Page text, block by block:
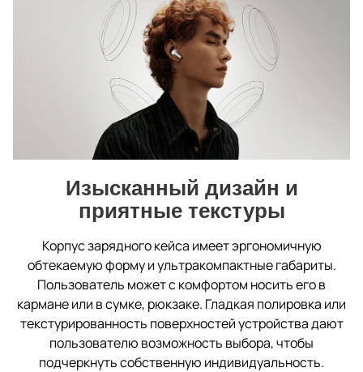
Изысканный дизайн и
приятные текстуры
Корпус зарядного кейса имеет эргономичную
обтекаемую форму и ультракомпактные габариты.
Пользователь может с комфортом носить его в
кармане или в сумке, рюкзаке. Гладкая полировка или
текстурированность поверхностей устройства дают
пользователю возможность выбора, чтобы
подчеркнуть собственную индивидуальность.